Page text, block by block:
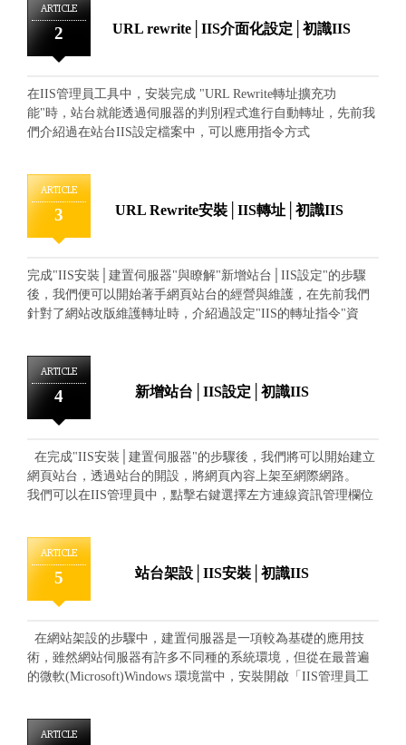
EDNS ( Extension Mechanisms for DNS)主要是應用在提升 DNS
安全性使用，而運用要點在於由 DNS 用戶端發起，用來擴充以
加密與驗證的編碼，來確保網站方與瀏覽方在互動資訊的同
時，能夠保障資訊傳遞的安全性、正確性，達到有效的資料防
護。 在 DNS 伺服器當中，一般通常直接影響網站和郵件信箱
的連線運作，所以 DNS 伺服器管理軟體或相關設備如果不支援
EDNS 協定技術，將造成 DNS 無法順利解析或解析反應變慢等
別留意軟體與硬體是否能及時更新與支援上此項技術。 以上
提到了相關的技術與影響層面，但如果無法評判造成網站時連
線反應變慢、無法連線等情形的話，也不能完全確定是否為
EDNS 所影響，因此，我們可以透過以下檢測工具進行瞭解：
Compliance Tester 自行架設 DNS 伺服器測試，可以參考測試
方法： DNS flag day 經過了分析與瞭解，相信大家都能更
清楚 EDNS 協定技術的應用，如果在這方面或是網頁設計等設
ARTICLE
2 URL rewrite│IIS介面化設定│初識IIS
在IIS管理員工具中，安裝完成 "URL Rewrite轉址擴充功
能"時，站台就能透過伺服器的判別程式進行自動轉址，先前我
們介紹過在站台IIS設定檔案中，可以應用指令方式
介面中的URL Rewrite功能進行圖形化介面設定的。 進入URL
Rewrite功能設定介面後，在右上方動作中，可選取"新增規則"
判讀應用，並展開條件列表 從條件中，新增規則 輸入判讀網址
條件，且在模式的部分填入我們要辦別的實際網址進行測試 從
測試中輸入要測試的網址，可以從結果中看到是否正確 建立完
規則後，選擇"重新導向"的動作的模式進行判別後的動作 再將
需要導向前往的網址設定在重新URL，之後選擇導向的型態，
ARTICLE
3 URL Rewrite安裝│IIS轉址│初識IIS
完成"IIS安裝│建置伺服器"與瞭解"新增站台│IIS設定"的步驟
後，我們便可以開始著手網頁站台的經營與維護，在先前我們
針對了網站改版維護轉址時，介紹過設定"IIS的轉址指令"資
而出現了錯誤資訊，原因其實出在於 IIS URL rewrite 功能需要
額外加載! 在IIS 管理員介面當中，我們可以使用右方"取得新
我們鍵入"URL Rewrite"關鍵字並進行搜尋，便能找擴充功能進
行新增安裝。 開始接受安裝資訊進行安裝 在完成後，切記一
定要"重新開啟"IIS管理員工具，便能在功能中找到"URL
Rewrite"的功能，這樣在web.config檔案中進行轉址設定後，便
不會在出現轉址錯誤資訊。
ARTICLE
4 新增站台│IIS設定│初識IIS
在完成"IIS安裝│建置伺服器"的步驟後，我們將可以開始建立
網頁站台，透過站台的開設，將網頁內容上架至網際網路。
我們可以在IIS管理員中，點擊右鍵選擇左方連線資訊管理欄位
夾、連接埠號(預設都是80，可以根據後續新增網站延伸
ex:8001(1至655的數字))、主機名稱(網址名稱) 設定完後就可
過IIS管理員中右邊"瀏覽網站的選項"我們可以直接驗證網站是
不是架設成功。 備註：如網站還處於測試階段，新增站台資
訊中的"主機名稱(網址名稱)"欄位可以先不要填寫，網站一樣能
用localhost/指定IP，搭配連接埠號來執行查看，Ex：
http://localhost:8001
ARTICLE
5 站台架設│IIS安裝│初識IIS
在網站架設的步驟中，建置伺服器是一項較為基礎的應用技
術，雖然網站伺服器有許多不同種的系統環境，但從在最普遍
的微軟(Microsoft)Windows 環境當中，安裝開啟「IIS管理員工
透過安裝IIS管理員服務並進行幾項簡單的設定就能將電腦轉變
ARTICLE